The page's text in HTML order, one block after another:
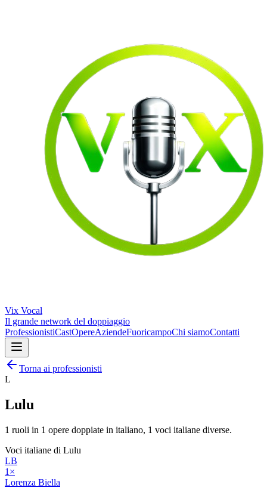
Vix Vocal
Il grande network del doppiaggio
ProfessionistiCastOpereAziendeFuoricampoChi siamoContatti
Torna ai professionisti
L
Lulu
1 ruoli in 1 opere doppiate in italiano, 1 voci italiane diverse.
Voci italiane di Lulu
LB
1 ×
Lorenza Biella